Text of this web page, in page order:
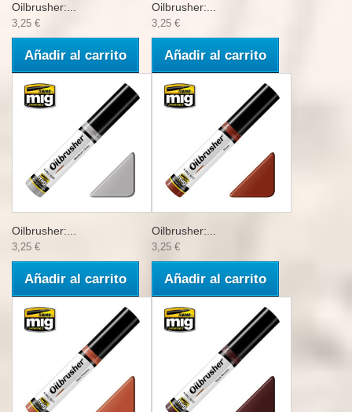
Oilbrusher:...
3,25 €
Añadir al carrito
Oilbrusher:...
3,25 €
Añadir al carrito
Oilbrusher:...
3,25 €
Añadir al carrito
Oilbrusher:...
3,25 €
Añadir al carrito